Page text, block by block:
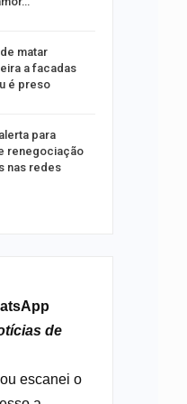
matar
a facadas
é preso
para
renegociação
nas redes
de
escanei o